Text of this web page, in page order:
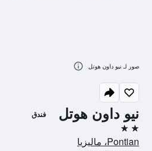
نيو داون هوتل فندق
2 نجمتين
Pontian، ماليزيا
صور لـ نيو داون هوتل